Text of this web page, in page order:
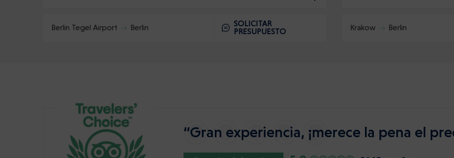
Berlin Tegel Airport Berlin
SOLICITAR
PRESUPUESTO
Krakow Berlin
“Gran experiencia, ¡merece la pena el